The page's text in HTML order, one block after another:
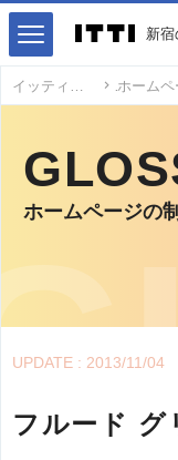
イッティ
ホームページの
UPDATE : 2013/11/04
フルード グ
新